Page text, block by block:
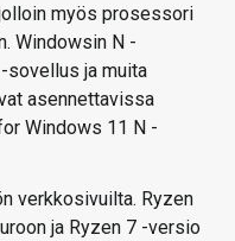
myös prosessori
Windowsin N -
sovellus ja muita
asennettavissa
Windows 11 N -
verkkosivuilta. Ryzen
ja Ryzen 7 -versio